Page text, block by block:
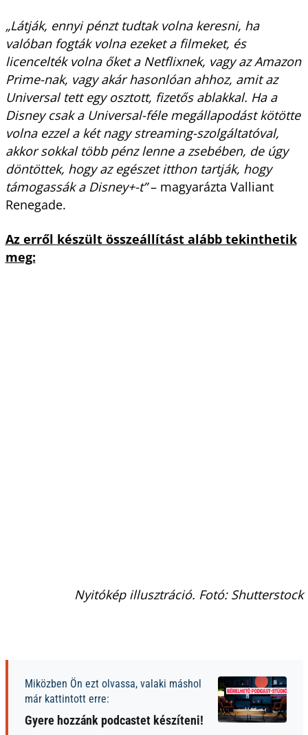
„Látják, ennyi pénzt tudtak volna keresni, ha
valóban fogták volna ezeket a filmeket, és
licencelték volna őket a Netflixnek, vagy az Amazon
Prime-nak, vagy akár hasonlóan ahhoz, amit az
Universal tett egy osztott, fizetős ablakkal. Ha a
Disney csak a Universal-féle megállapodást kötötte
volna ezzel a két nagy streaming-szolgáltatóval,
akkor sokkal több pénz lenne a zsebében, de úgy
döntöttek, hogy az egészet itthon tartják, hogy
támogassák a Disney+-t”– magyarázta Valliant
Renegade.
Az erről készült összeállítást alább tekinthetik
meg:
Nyitókép illusztráció. Fotó: Shutterstock
Miközben Ön ezt olvassa, valaki máshol
már kattintott erre:
Gyere hozzánk podcastet készíteni!